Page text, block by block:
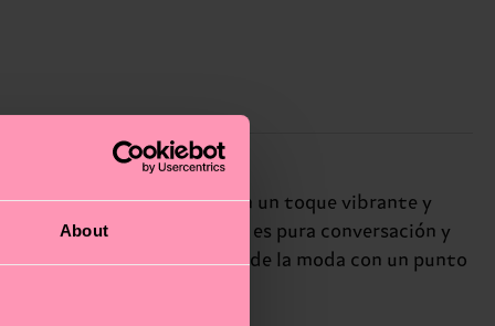
About
en amarillo neón, añaden un toque vibrante y
de personalidad. Cada par es pura conversación y
regalo perfecto para fans de la moda con un punto